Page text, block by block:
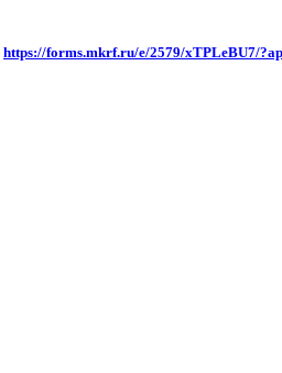
https://forms.mkrf.ru/e/2579/xTPLeBU7/